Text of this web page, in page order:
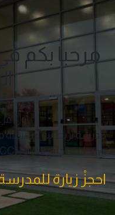
مرحبا بكم
أول فرع مُدار
مدرسة بريطانية مستقلة
ومنطقة الخليج العربي (GCC)
احجزْ زيارة